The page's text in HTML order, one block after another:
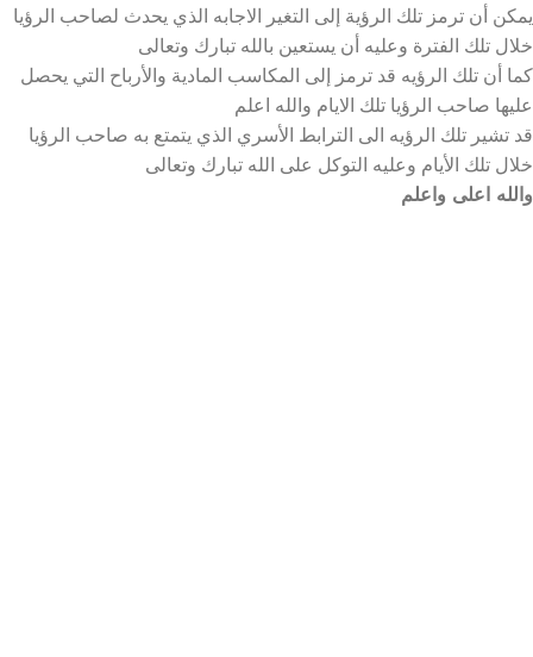
يمكن أن ترمز تلك الرؤية إلى التغير الاجابه الذي يحدث لصاحب الرؤيا
خلال تلك الفترة وعليه أن يستعين بالله تبارك وتعالى
كما أن تلك الرؤيه قد ترمز إلى المكاسب المادية والأرباح التي يحصل
عليها صاحب الرؤيا تلك الايام والله اعلم
قد تشير تلك الرؤيه الى الترابط الأسري الذي يتمتع به صاحب الرؤيا
خلال تلك الأيام وعليه التوكل على الله تبارك وتعالى
والله اعلى واعلم